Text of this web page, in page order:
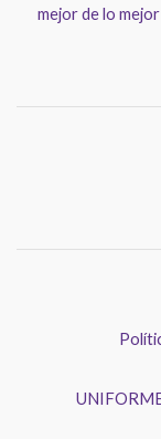
mejor de lo